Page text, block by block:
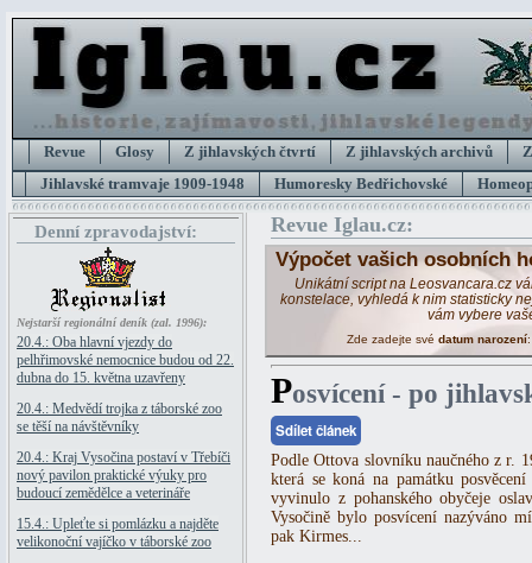
Revue Glosy Z jihlavských čtvrtí Z jihlavských archivů
Jihlavské tramvaje 1909-1948
Humoresky Bedřichovské
Denní zpravodajství:
Nejstarší regionální deník (zal. 1996):
20.4.: Oba hlavní vjezdy do
pelhřimovské nemocnice budou od 22.
dubna do 15. května uzavřeny
20.4.: Medvědí trojka z táborské zoo
se těší na návštěvníky
20.4.: Kraj Vysočina postaví v Třebíči
nový pavilon praktické výuky pro
budoucí zemědělce a veterináře
15.4.: Upleťte si pomlázku a najděte
velikonoční vajíčko v táborské zoo
Revue Iglau.cz:
Výpočet vašich osobních
Unikátní script na Leosvancara.cz
konstelace, vyhledá k nim statisticky
vám vybere
Zde zadejte své datum narození
Posvícení - po
Sdílet článek
Podle Ottova slovníku naučného z r.
která se koná na památku
vyvinulo z pohanského obyčeje
Vysočině bylo posvícení nazýváno
pak Kirmes...